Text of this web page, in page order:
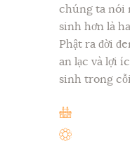
chúng ta nói
sinh hơn là
Phật ra đời
an lạc và lợi
sinh trong